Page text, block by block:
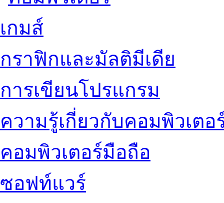
เกมส์
กราฟิกและมัลติมีเดีย
การเขียนโปรแกรม
ความรู้เกี่ยวกับคอมพิวเตอ
คอมพิวเตอร์มือถือ
ซอฟท์แวร์